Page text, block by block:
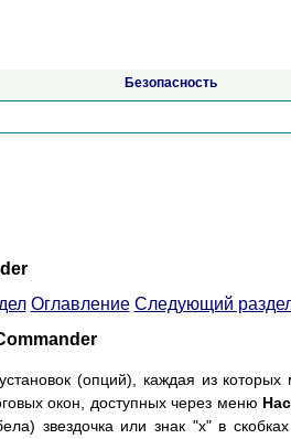
Безопасность
Оглавление Следующий
(опций), каждая из
окон, доступных через меню
звездочка или знак "x" в